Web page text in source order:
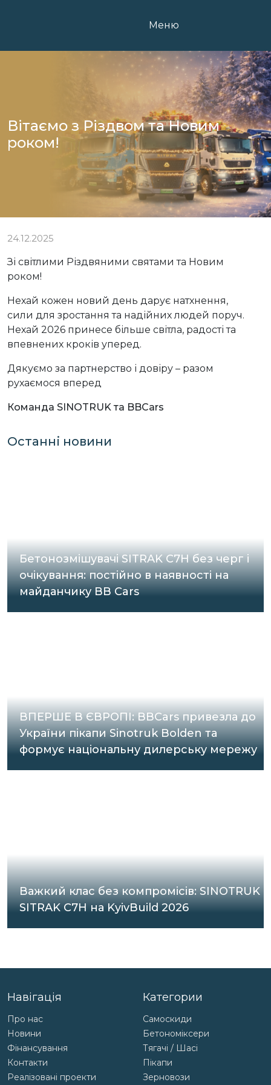
Меню
Вітаємо з Різдвом та Новим
роком!
24.12.2025
Зі світлими Різдвяними святами та Новим
роком!
Нехай кожен новий день дарує натхнення,
сили для зростання та надійних людей поруч.
Нехай 2026 принесе більше світла, радості та
впевнених кроків уперед.
Дякуємо за партнерство і довіру – разом
рухаємося вперед
Команда SINOTRUK та BBCars
Останні новини
Бетонозмішувачі SITRAK C7H без черг і
очікування: постійно в наявності на
майданчику BB Cars
ВПЕРШЕ В ЄВРОПІ: BBCars привезла до
України пікапи Sinotruk Bolden та
формує національну дилерську мережу
Важкий клас без компромісів: SINOTRUK
SITRAK C7H на KyivBuild 2026
Навігація
Про нас
Новини
Фінансування
Контакти
Реалізовані проекти
Категории
Самоскиди
Бетономіксери
Тягачі / Шасі
Пікапи
Зерновози